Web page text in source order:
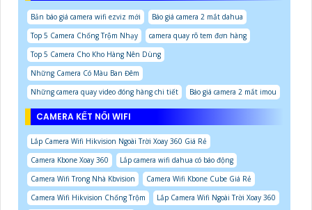
Bản báo giá camera wifi ezviz mới
Báo giá camera 2 mắt dahua
Top 5 Camera Chống Trộm Nhạy
camera quay rõ tem đơn hàng
Top 5 Camera Cho Kho Hàng Nên Dùng
Những Camera Có Màu Ban Đêm
Những camera quay video đóng hàng chi tiết
Báo giá camera 2 mắt imou
CAMERA KẾT NỐI WIFI
Lắp Camera Wifi Hikvision Ngoài Trời Xoay 360 Giá Rẻ
Camera Kbone Xoay 360
Lắp camera wifi dahua có báo động
Camera Wifi Trong Nhà Kbvision
Camera Wifi Kbone Cube Giá Rẻ
Camera Wifi Hikvision Chống Trộm
Lắp Camera Wifi Ngoài Trời Xoay 360